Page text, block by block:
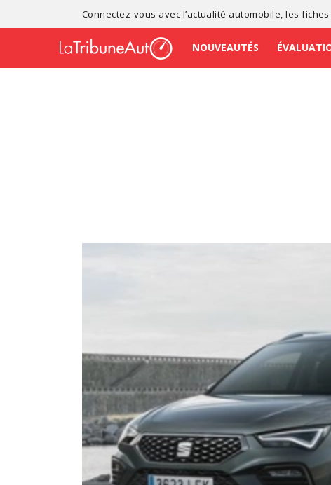
Connectez-vous avec l’actualité automobile , les
NOUVEAUTÉS